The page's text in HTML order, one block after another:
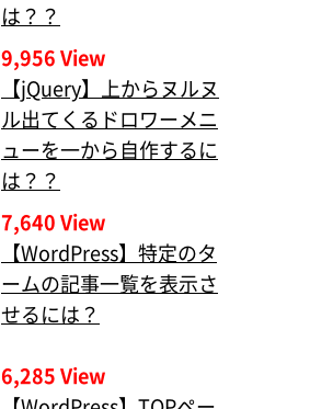
は？？
9,956 View
【jQuery】上からヌルヌ
ル出てくるドロワーメニ
ューを一から自作するに
は？？
7,640 View
【WordPress】特定のタ
ームの記事一覧を表示さ
せるには？
6,285 View